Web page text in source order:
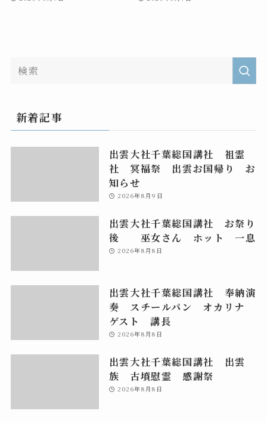
新着記事
出雲大社千葉総国講社 祖霊
社 冥福祭 出雲お国帰り お
知らせ
2026年8月9日
出雲大社千葉総国講社 お祭り
後 巫女さん ホット 一息
2026年8月8日
出雲大社千葉総国講社 奉納演
奏 スチールパン オカリナ
ゲスト 講長
2026年8月8日
出雲大社千葉総国講社 出雲
族 古墳慰霊 感謝祭
2026年8月8日